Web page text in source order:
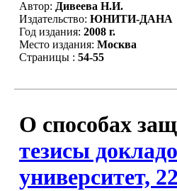
Автор: Дивеева Н.И.
Издательство: ЮНИТИ-ДАНА
Год издания: 2008 г.
Место издания: Москва
Страницы : 54-55
О способах
тезисы
университет,